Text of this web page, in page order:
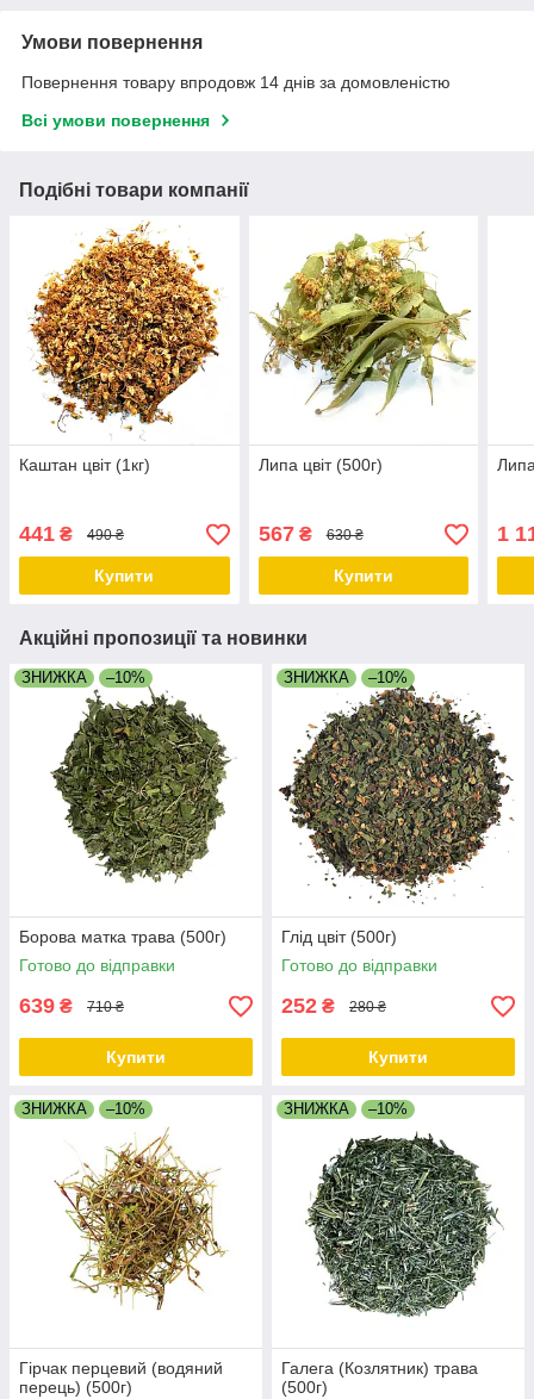
Умови повернення
Повернення товару впродовж 14 днів за домовленістю
Всі умови повернення
Подібні товари компанії
Каштан цвіт (1кг)
441 ₴ 490 ₴
Купити
Липа цвіт (500г)
567₴ 630 ₴
Купити
1
Акційні пропозиції та новинки
ЗНИЖКА –10%
Борова матка трава (500г)
Готово до відправки
639 ₴ 710 ₴
Купити
ЗНИЖКА –10%
Глід цвіт (500г)
Готово до відправки
252 ₴ 280 ₴
Купити
ЗНИЖКА –10%
Гірчак перцевий (водяний
перець) (500г)
ЗНИЖКА –10%
Галега (Козлятник) трава
(500г)